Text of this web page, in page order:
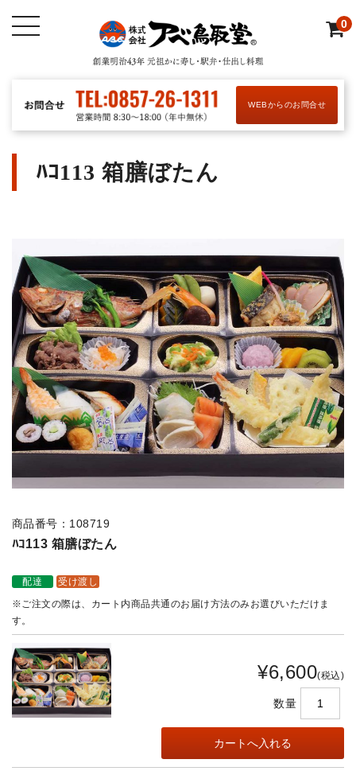
WEBからのお問合せ
0
ﾊｺ113 箱膳ぼたん
商品番号：108719
ﾊｺ113 箱膳ぼたん
配達 受け渡し
※ご注文の際は、カート内商品共通のお届け方法のみお選びいただけま
す。
¥6,600(税込)
数量